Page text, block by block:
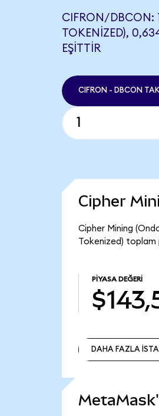
CIFRON/DBCON:
TOKENIZED),
EŞITTIR
CIFRON - DBCON
Cipher
Cipher Mining
Tokenized) toplam
PIYASA DEĞERI
DAHA FAZLA